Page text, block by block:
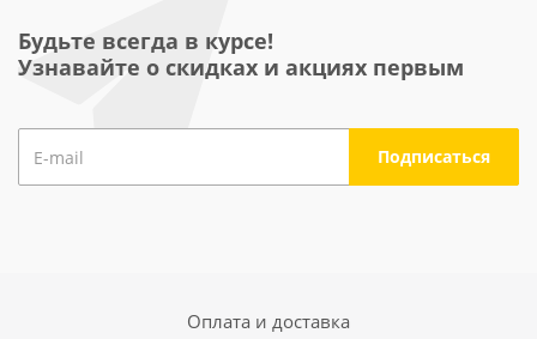
Будьте всегда в курсе!
Узнавайте о скидках и акциях первым
Оплата и доставка